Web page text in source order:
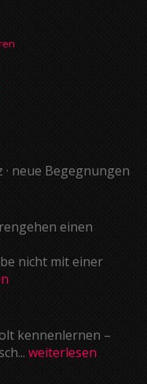
· neue Begegnungen
einen
nicht mit einer
kennenlernen –
weiterlesen